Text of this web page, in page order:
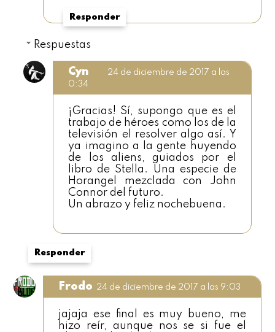
Responder
Respuestas
Cyn
24 de diciembre de 2017 a las
0:34
¡Gracias! Sí, supongo que es el
trabajo de héroes como los de la
televisión el resolver algo así. Y
ya imagino a la gente huyendo
de los aliens, guiados por el
libro de Stella. Una especie de
Horangel mezclada con John
Connor del futuro.
Un abrazo y feliz nochebuena.
Responder
Frodo 24 de diciembre de 2017 a las 9:03
jajaja ese final es muy bueno, me
hizo reír, aunque nos se si fue el